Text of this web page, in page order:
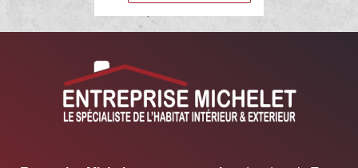
05.67.29.03.22 Entreprise Michelet